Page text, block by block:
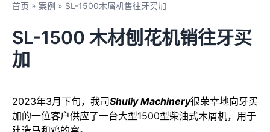
首页 » 案例 » SL-1500木屑机售往牙买加
SL-1500 木材刨花机销往牙买
加
2023年3月下旬，我司Shuliy Machinery很荣幸地向牙买
加的一位客户供应了一台大型1500型柴油式木屑机，用于